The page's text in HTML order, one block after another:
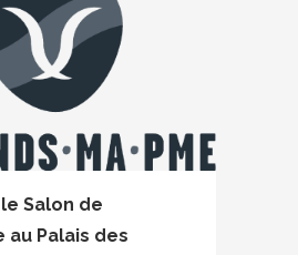
Salon de
au Palais des